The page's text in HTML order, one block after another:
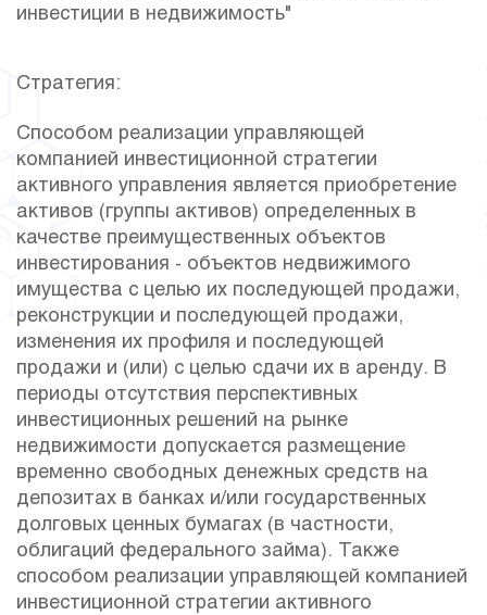
инвестиции в недвижимость"
Стратегия:
Способом реализации управляющей
компанией инвестиционной стратегии
активного управления является приобретение
активов (группы активов) определенных в
качестве преимущественных объектов
инвестирования - объектов недвижимого
имущества с целью их последующей продажи,
реконструкции и последующей продажи,
изменения их профиля и последующей
продажи и (или) с целью сдачи их в аренду. В
периоды отсутствия перспективных
инвестиционных решений на рынке
недвижимости допускается размещение
временно свободных денежных средств на
депозитах в банках и/или государственных
долговых ценных бумагах (в частности,
облигаций федерального займа). Также
способом реализации управляющей компанией
инвестиционной стратегии активного